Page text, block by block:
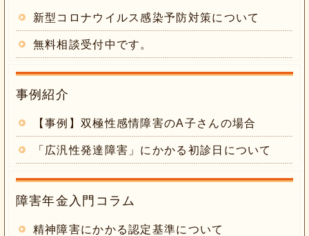
新型コロナウイルス感染予防対策について
無料相談受付中です。
事例紹介
【事例】双極性感情障害のA子さんの場合
「広汎性発達障害」にかかる初診日について
障害年金入門コラム
精神障害にかかる認定基準について